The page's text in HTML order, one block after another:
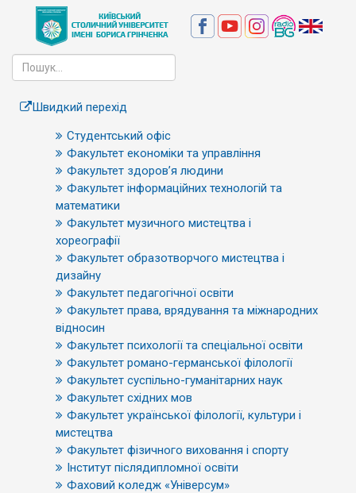
Швидкий перехід
Студентський офіс
Факультет економіки та управління
Факультет здоров’я людини
Факультет інформаційних технологій та
математики
Факультет музичного мистецтва і
хореографії
Факультет образотворчого мистецтва і
дизайну
Факультет педагогічної освіти
Факультет права, врядування та міжнародних
відносин
Факультет психології та спеціальної освіти
Факультет романо-германської філології
Факультет суспільно-гуманітарних наук
Факультет східних мов
Факультет української філології, культури і
мистецтва
Факультет фізичного виховання і спорту
Інститут післядипломної освіти
Фаховий коледж «Універсум»